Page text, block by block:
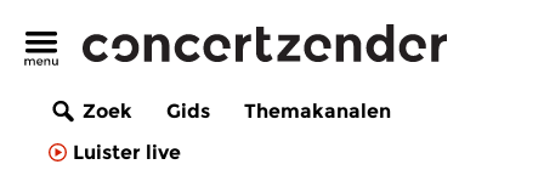
Zoek Gids
Themakanalen
Luister live